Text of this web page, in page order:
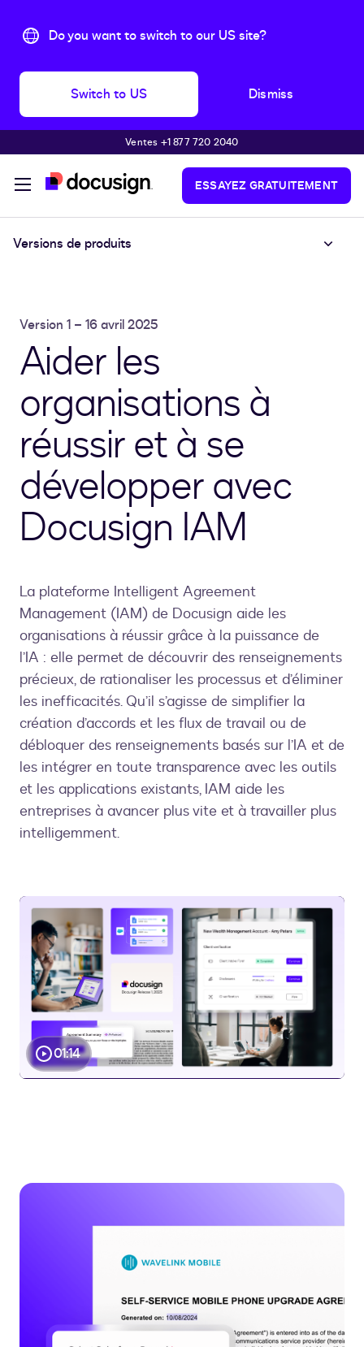
Do you want to switch to our US site?
Switch to US Dismiss
Passer au contenu principalVentes +1 877 720 2040
ESSAYEZ GRATUITEMENT
Versions de produits
Version 1 – 16 avril 2025
Aider les
organisations à
réussir et à se
développer avec
Docusign IAM
La plateforme Intelligent Agreement
Management (IAM) de Docusign aide les
organisations à réussir grâce à la puissance de
l’IA : elle permet de découvrir des renseignements
précieux, de rationaliser les processus et d’éliminer
les inefficacités. Qu’il s’agisse de simplifier la
création d’accords et les flux de travail ou de
débloquer des renseignements basés sur l’IA et de
les intégrer en toute transparence avec les outils
et les applications existants, IAM aide les
entreprises à avancer plus vite et à travailler plus
intelligemment.
Lire
vidéo
01:14